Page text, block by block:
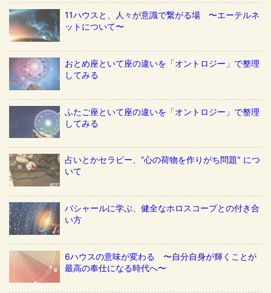
11ハウスと、人々が意識で繋がる場 〜エーテルネ
ットについて〜
おとめ座といて座の違いを「オントロジー」で整理
してみる
ふたご座といて座の違いを「オントロジー」で整理
してみる
占いとかセラピー、”心の荷物を作りがち問題" につ
いて
バシャールに学ぶ、健全なホロスコープとの付き合
い方
6ハウスの意味が変わる 〜自分自身が輝くことが
最高の奉仕になる時代へ〜